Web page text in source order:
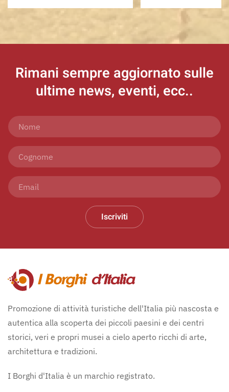
Rimani sempre aggiornato sulle
ultime news, eventi, ecc..
Iscriviti
Promozione di attività turistiche dell'Italia più nascosta e
autentica alla scoperta dei piccoli paesini e dei centri
storici, veri e propri musei a cielo aperto ricchi di arte,
architettura e tradizioni.
I Borghi d'Italia è un marchio registrato.